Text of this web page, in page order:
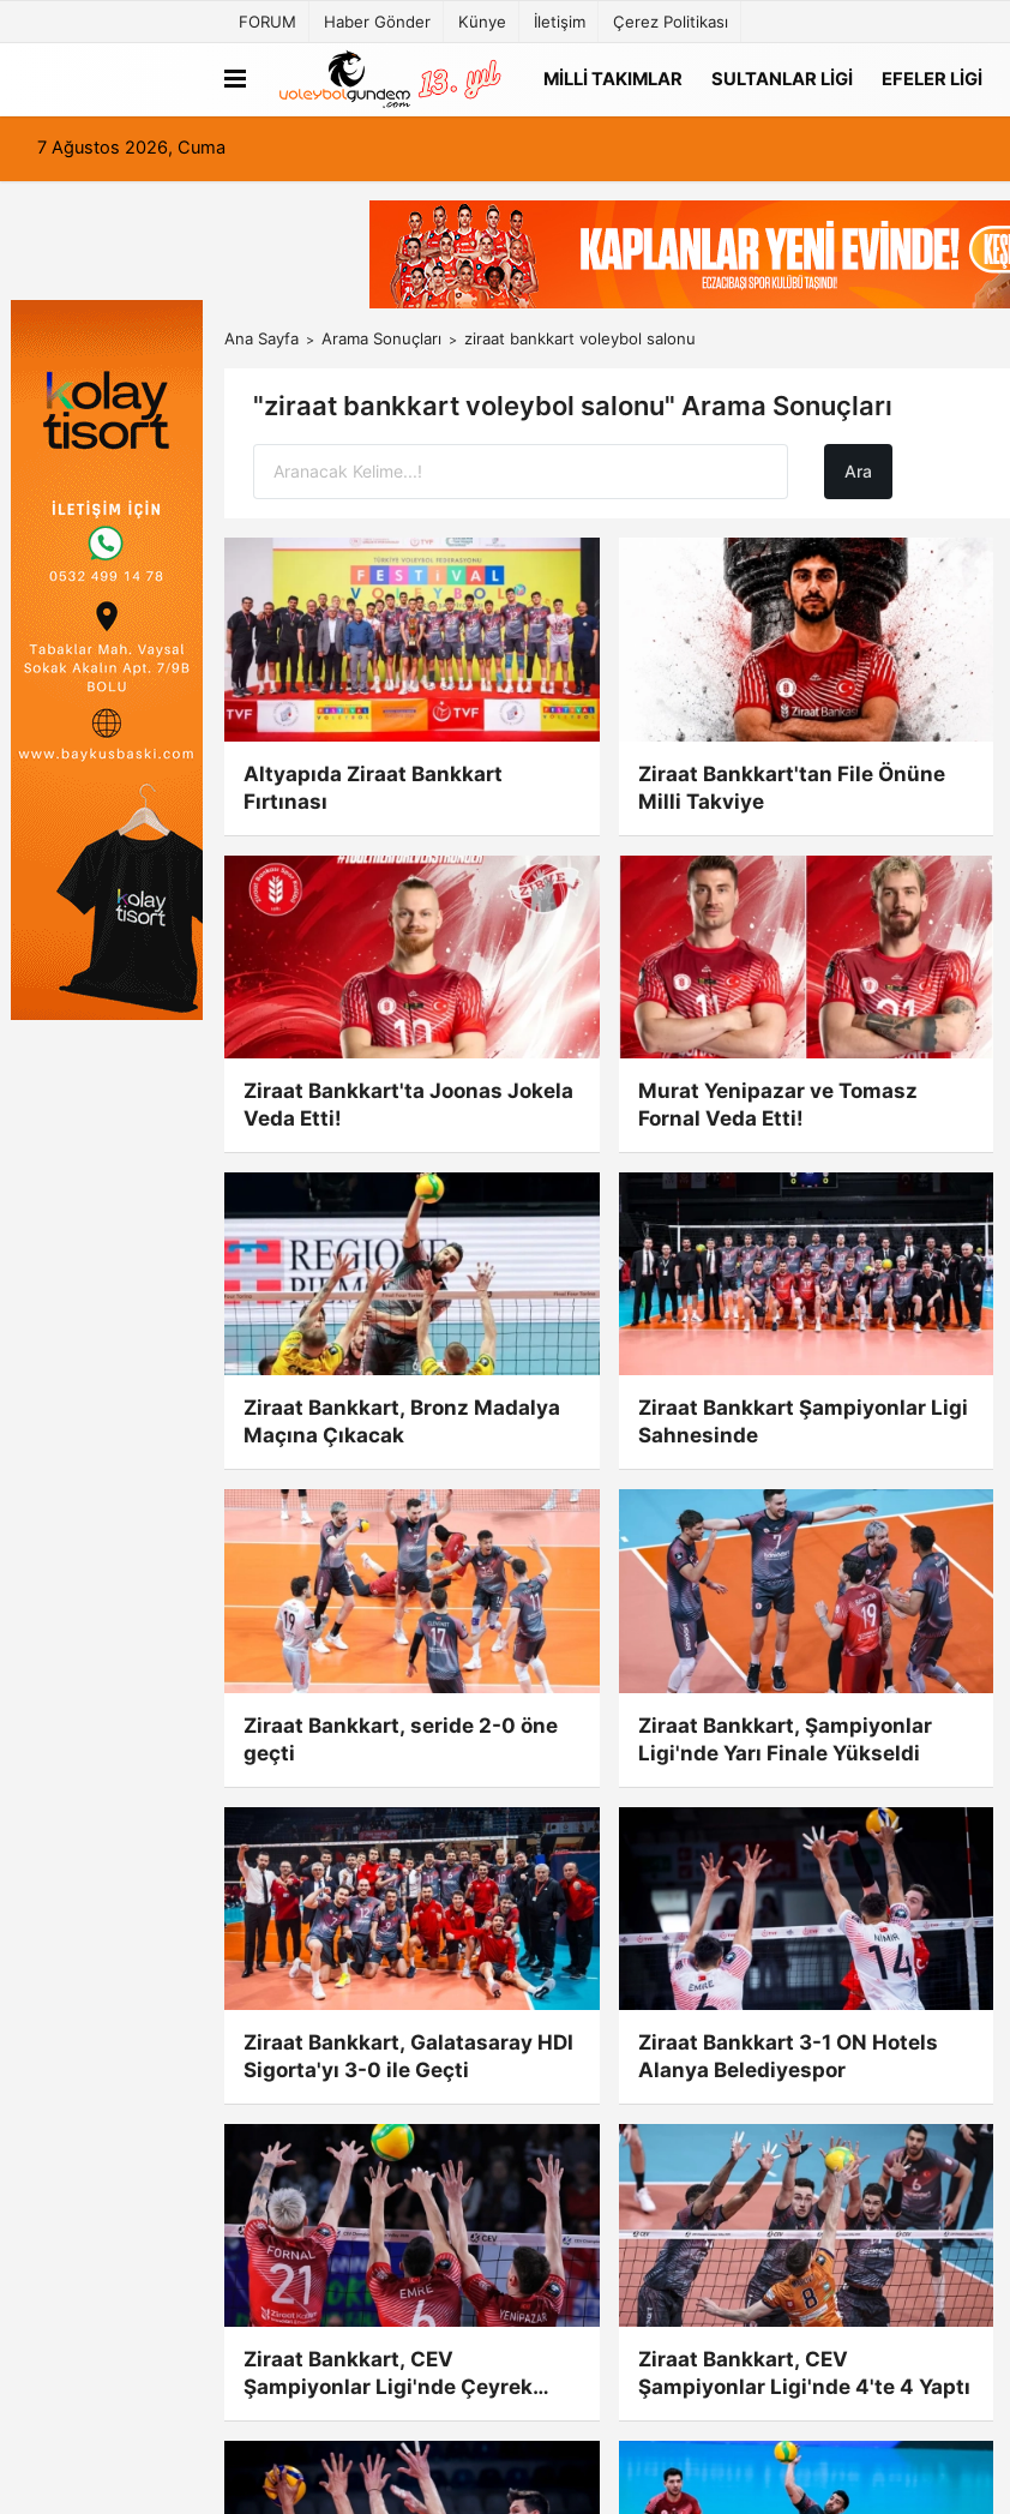
FORUM Haber Gönder Künye İletişim Çerez Politikası
MILLI TAKIMLAR SULTANLAR LIGI EFELER LIGI
7 Ağustos 2026, Cuma
Ana Sayfa Arama Sonuçları ziraat bankkart voleybol salonu
"ziraat bankkart voleybol salonu" Arama Sonuçları
Altyapıda Ziraat Bankkart
Fırtınası
Ziraat Bankkart'tan File Önüne
Milli Takviye
Ziraat Bankkart'ta Joonas Jokela
Veda Etti!
Murat Yenipazar ve Tomasz
Fornal Veda Etti!
Ziraat Bankkart, Bronz Madalya
Maçına Çıkacak
Ziraat Bankkart Şampiyonlar Ligi
Sahnesinde
Ziraat Bankkart, seride 2-0 öne
geçti
Ziraat Bankkart, Şampiyonlar
Ligi'nde Yarı Finale Yükseldi
Ziraat Bankkart, Galatasaray HDI
Sigorta'yı 3-0 ile Geçti
Ziraat Bankkart 3-1 ON Hotels
Alanya Belediyespor
Ziraat Bankkart, CEV
Şampiyonlar Ligi'nde Çeyrek
Finalde
Ziraat Bankkart, CEV
Şampiyonlar Ligi'nde 4'te 4 Yaptı